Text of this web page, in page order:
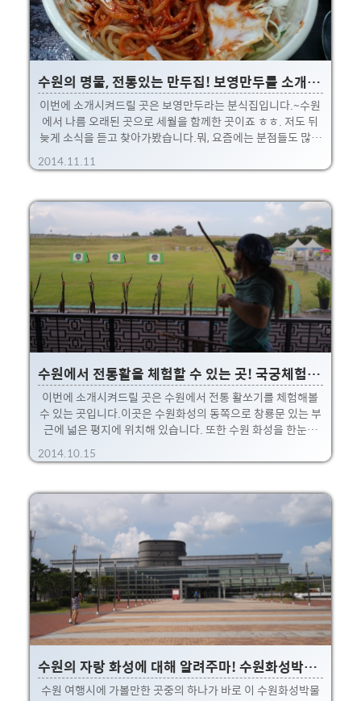
수원의 명물, 전통있는 만두집! 보영만두를 소개합니다.
이번에 소개시켜드릴 곳은 보영만두라는 분식집입니다.~수원
에서 나름 오래된 곳으로 세월을 함께한 곳이죠 ㅎㅎ. 저도 뒤
늦게 소식을 듣고 찾아가봤습니다.뭐, 요즘에는 분점들도 많이
생겨서 수원 여기저기서 볼 수 있긴한데, 전 본점으로 찾아가봤
습니다. ㅋ마침 시험보러 근처에 들리기도 해서 말이죠 :) 위치
나 유명한 만큼 밖에서 줄서서 사람들이 기다리더란... 다 먹고
나오는 길에 기다리는 사람들 짤!!저도 역시 잠깐 기다렸다가
들어가서 먹었네요. ㅎㅎ 여러가지 메뉴들 중에서도 가장 유명
하다는 쫄면과 만두중에서는 군만두를 골라봤네요 :) 메뉴는
대략 위와 같네요~사실 떡만두국이 땡기긴했는데, 이왕온거 쫄
면으로 도전. 아, 그리고 이곳 말고도 만두로 유..
2014.11.11
수원에서 전통활을 체험할 수 있는 곳! 국궁체험장과 화성을 한눈에 둘러보는 화성열차!
이번에 소개시켜드릴 곳은 수원에서 전통 활쏘기를 체험해볼
수 있는 곳입니다.이곳은 수원화성의 동쪽으로 창룡문 있는 부
근에 넓은 평지에 위치해 있습니다. 또한 수원 화성을 한눈에
구경할 수 있는 화성열차가 출발하는 곳이기도 하죠. ㅎㅎ그리
하여 이름은 국궁체험장~ 위와 같은 곳! 저쪽 평지쪽으로 향해
가볼껄 그랬어요. 대략 이런 모습.가까운 곳은 초심자들이 쏘는
곳이고, 저기 아주 먼곳이 고급 숙련자들이 쏘는 곳입니다.차이
가 엄청나죠 ㅎㅎ. 뭔가 포스있는 분들이 요렇게 저 멀리있는
과녁을 향하여 활쏘기를 하고 있습니다. 요렇게 화살을 저 멀리
과녁으로 푱~ 하고 쏩니다.완전 멋있다니까요!! 다른 젊은분은
선수인지 계속 연습하시더군요. 보시다시피 ..
2014.10.15
수원의 자랑 화성에 대해 알려주마! 수원화성박물관 관람.
수원 여행시에 가볼만한 곳중의 하나가 바로 이 수원화성박물